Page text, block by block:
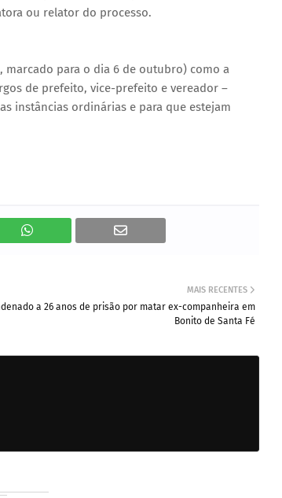
ou relator do processo.
marcado para o dia 6 de outubro) como a
de prefeito, vice-prefeito e vereador –
instâncias ordinárias e para que estejam
MAIS RECENTES
a 26 anos de prisão por matar ex-companheira em
Bonito de Santa Fé